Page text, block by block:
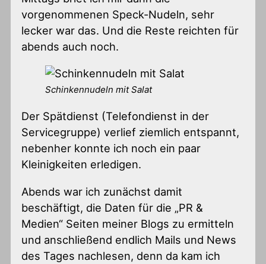
vorgenommenen Speck-Nudeln, sehr
lecker war das. Und die Reste reichten für
abends auch noch.
Schinkennudeln mit Salat
Der Spätdienst (Telefondienst in der
Servicegruppe) verlief ziemlich entspannt,
nebenher konnte ich noch ein paar
Kleinigkeiten erledigen.
Abends war ich zunächst damit
beschäftigt, die Daten für die „PR &
Medien“ Seiten meiner Blogs zu ermitteln
und anschließend endlich Mails und News
des Tages nachlesen, denn da kam ich